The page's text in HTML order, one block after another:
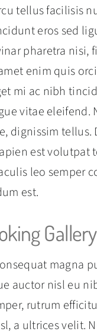
tellus facilisis
eros sed
pharetra nisi,
enim quis
mi ac nibh
vitae eleifend.
dignissim
est volutpat
leo semper
est.
Gallery
magna
auctor nisl eu
rutrum
a ultrices velit.